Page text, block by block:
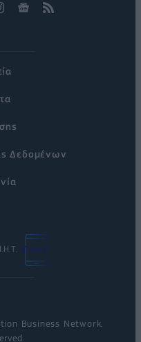
Δεδομένων
Business Network.